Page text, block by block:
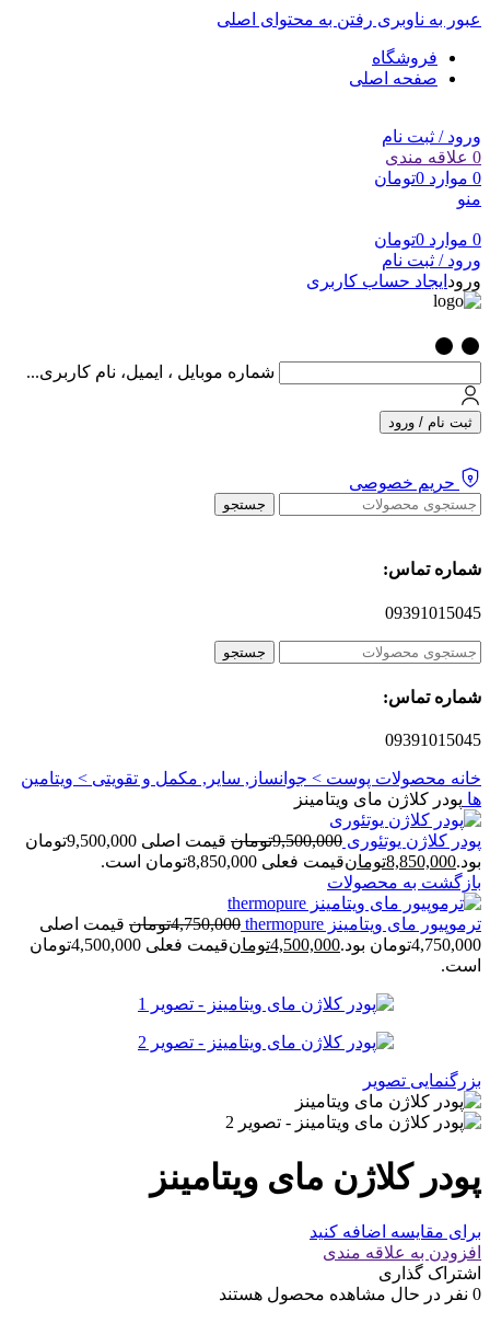
عبور به ناوبری رفتن به محتوای اصلی
فروشگاه
صفحه اصلی
ورود / ثبت نام
0 علاقه مندی
0 موارد 0تومان
منو
0 موارد 0تومان
ورود / ثبت نام
ورود ایجاد حساب کاربری
شماره موبایل ، ایمیل، نام کاربری...
ثبت نام / ورود
حریم خصوصی
جستجو
شماره تماس:
09391015045
جستجو
شماره تماس:
09391015045
خانه محصولات پوست > جوانساز, سایر, مکمل و تقویتی > ویتامین
ها پودر کلاژن مای ویتامینز
پودر کلاژن یوتئوری 9,500,000تومان
قیمت اصلی 9,500,000تومان
بود.8,850,000تومانقیمت فعلی 8,850,000تومان است.
بازگشت به محصولات
ترموپیور مای ویتامینز thermopure 4,750,000تومان قیمت اصلی
4,750,000تومان بود.
4,500,000تومان
قیمت فعلی 4,500,000تومان
است.
بزرگنمایی تصویر
پودر کلاژن مای ویتامینز
برای مقایسه اضافه کنید
افزودن به علاقه مندی
اشتراک گذاری
0 نفر در حال مشاهده محصول هستند